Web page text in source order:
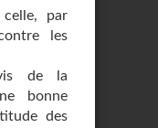
celle, par
les
de la
bonne
des